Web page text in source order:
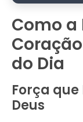
Como a
do Dia
Força
Deus